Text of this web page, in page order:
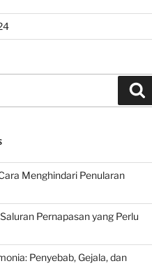
Menghindari Penularan
Pernapasan yang Perlu
Penyebab, Gejala, dan